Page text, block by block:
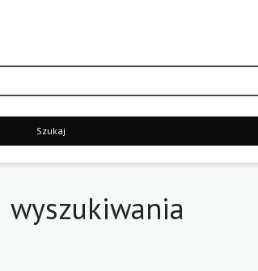
Szukaj
wyszukiwania